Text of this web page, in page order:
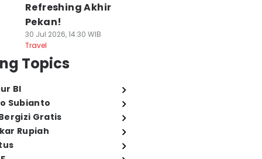
Refreshing Akhir
Pekan!
30 Jul 2026, 14:30 WIB
Travel
Topics
BI
Subianto
Gratis
Rupiah